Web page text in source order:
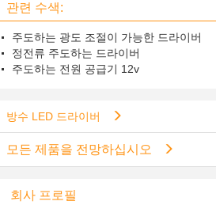
관련 수색:
주도하는 광도 조절이 가능한 드라이버
정전류 주도하는 드라이버
주도하는 전원 공급기 12v
방수 LED 드라이버
모든 제품을 전망하십시오
회사 프로필